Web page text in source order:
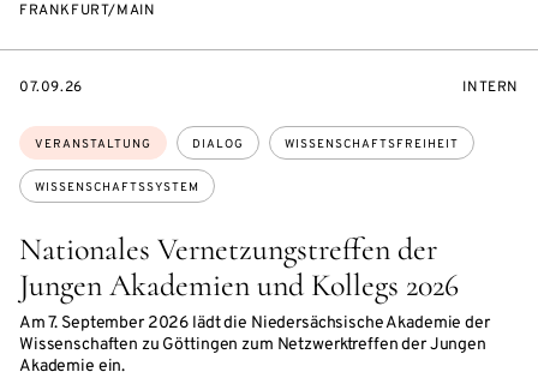
FRANKFURT/MAIN
Nationales Vernetzungstreffen der
Jungen Akademien und Kollegs 2026
Am 7. September 2026 lädt die Niedersächsische Akademie der
Wissenschaften zu Göttingen zum Netzwerktreffen der Jungen
Akademie ein.
Themen:
VERANSTALTUNG DIALOG WISSENSCHAFTSFREIHEIT
WISSENSCHAFTSSYSTEM
EVENTBEGINSON
07.09.26 INTERN